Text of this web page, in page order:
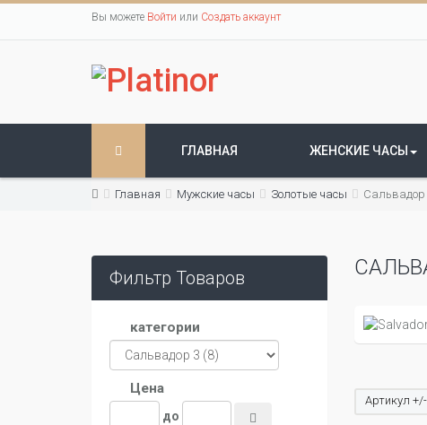
Вы можете Войти или Создать аккаунт
ГЛАВНАЯ ЖЕНСКИЕ ЧАСЫ
Главная Мужские часы Золотые часы Сальвадор
Фильтр Товаров
категории
Цена
до
Артикул +/-